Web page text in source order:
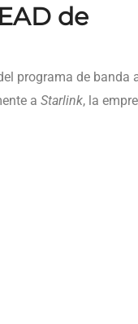
de
programa de banda
a Starlink, la